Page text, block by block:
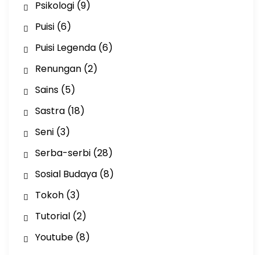
Psikologi(9)
Puisi(6)
Puisi Legenda(6)
Renungan(2)
Sains(5)
Sastra(18)
Seni(3)
Serba-serbi(28)
Sosial Budaya(8)
Tokoh(3)
Tutorial(2)
Youtube(8)